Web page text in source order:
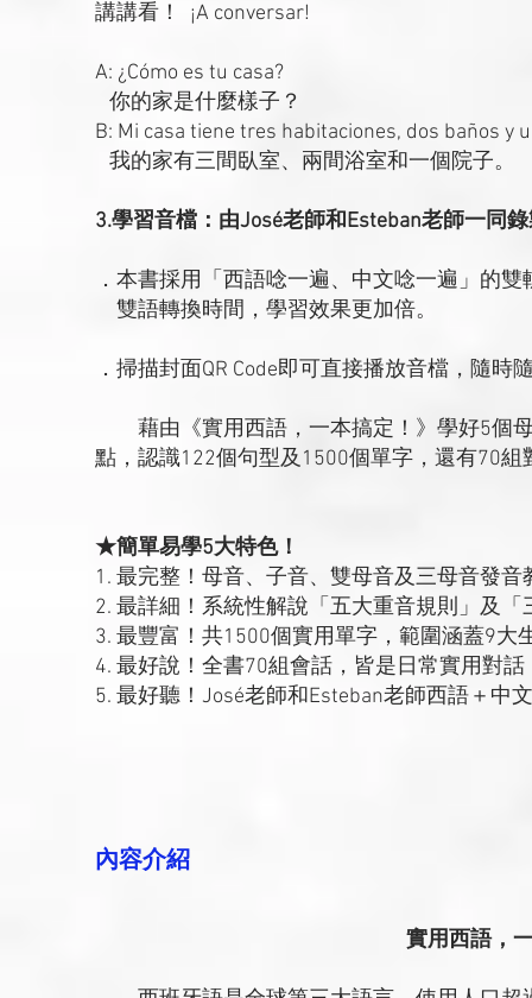
講講看！ ¡A conversar!
A: ¿Cómo es tu casa?
你的家是什麼樣子？
B: Mi casa tiene tres habitaciones, dos baños y
我的家有三間臥室、兩間浴室和一個院子。
3.學習音檔：由José老師和Esteban老師一同
．本書採用「西語唸一遍、中文唸一遍」的
雙語轉換時間，學習效果更加倍。
．掃描封面QR Code即可直接播放音檔，隨
藉由《實用西語，一本搞定！》學好5個
點，認識122個句型及1500個單字，還有70
★簡單易學5大特色！
1. 最完整！母音、子音、雙母音及三母音發
2. 最詳細！系統性解說「五大重音規則」及
3. 最豐富！共1500個實用單字，範圍涵蓋9
4. 最好說！全書70組會話，皆是日常實用對
5. 最好聽！José老師和Esteban老師西語＋中
內容介紹
實用西語，